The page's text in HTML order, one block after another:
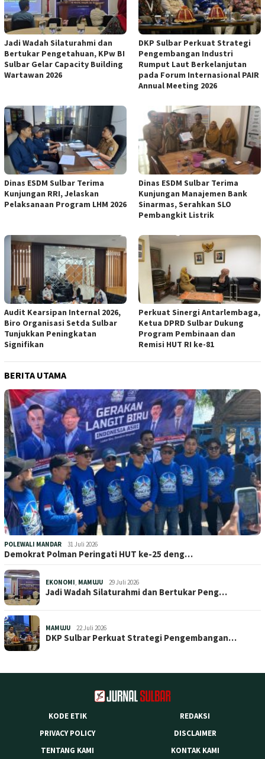
Jadi Wadah Silaturahmi dan
Bertukar Pengetahuan, KPw BI
Sulbar Gelar Capacity Building
Wartawan 2026
DKP Sulbar Perkuat Strategi
Pengembangan Industri
Rumput Laut Berkelanjutan
pada Forum Internasional PAIR
Annual Meeting 2026
Dinas ESDM Sulbar Terima
Kunjungan RRI, Jelaskan
Pelaksanaan Program LHM 2026
Dinas ESDM Sulbar Terima
Kunjungan Manajemen Bank
Sinarmas, Serahkan SLO
Pembangkit Listrik
Audit Kearsipan Internal 2026,
Biro Organisasi Setda Sulbar
Tunjukkan Peningkatan
Signifikan
Perkuat Sinergi Antarlembaga,
Ketua DPRD Sulbar Dukung
Program Pembinaan dan
Remisi HUT RI ke-81
BERITA UTAMA
POLEWALI MANDAR 31 Juli 2026
Demokrat Polman Peringati HUT ke-25 deng…
EKONOMI, MAMUJU 29 Juli 2026
Jadi Wadah Silaturahmi dan Bertukar Peng…
MAMUJU 22 Juli 2026
DKP Sulbar Perkuat Strategi Pengembangan…
KODE ETIK
REDAKSI
PRIVACY POLICY
DISCLAIMER
TENTANG KAMI
KONTAK KAMI